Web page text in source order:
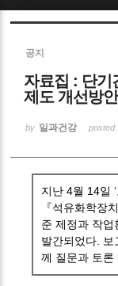
공지
자료집 : 단기
제도 개선방
by 일과건강 posted
지난 4월 14일
『석유화학장
준 제정과 작
발간되었다.
께 질문과 토론